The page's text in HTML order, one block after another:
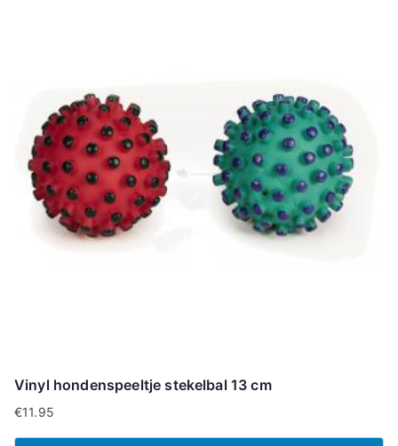
Vinyl hondenspeeltje stekelbal 13 cm
€11.95